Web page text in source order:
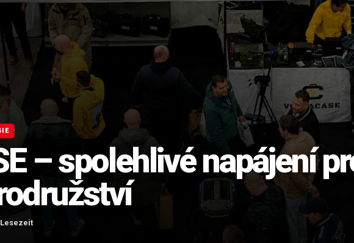
– spolehlivé napájení
Lesezeit